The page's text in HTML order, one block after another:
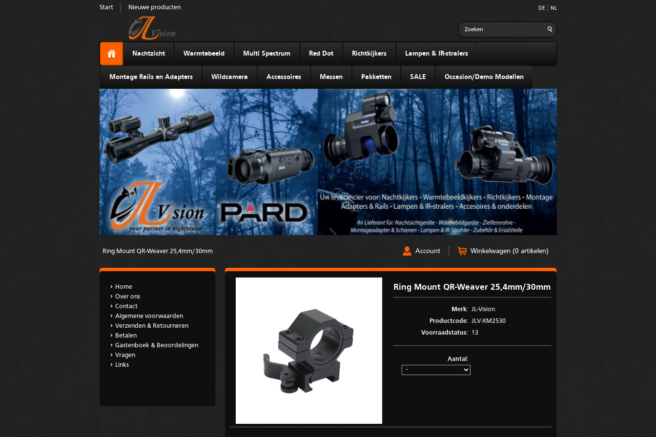
Start Nieuwe producten DE NL
Nachtzicht Warmtebeeld Multi Spectrum Red Dot Richtkijkers Lampen & IR-stralers
Montage Rails en Adapters Wildcamera Accessoires Messen Pakketten SALE Occasion/Demo Modellen
Ring Mount QR-Weaver 25,4mm/30mm Account Winkelwagen (0 artikelen)
Home
Over ons
Contact
Algemene voorwaarden
Verzenden & Retourneren
Betalen
Gastenboek & Beoordelingen
Vragen
Links
Ring Mount QR-Weaver 25,4mm/30mm
Merk: JL-Vision
Productcode: JLV-XM2530
Voorraadstatus:
13
Aantal: